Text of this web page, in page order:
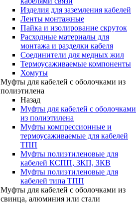
Изделия для заземления кабелей
Ленты монтажные
Пайка и изолирование скруток
Расходные материалы для
монтажа и разделки кабеля
Соединители для медных жил
Термоусаживаемые компоненты
Хомуты
Муфты для кабелей с оболочками из
полиэтилена
Назад
Муфты для кабелей с оболочками
из полиэтилена
Муфты компрессионные и
термоусаживаемые для кабелей
ТПП
Муфты полиэтиленовые для
кабелей КСПП, ЗКП, ЗКВ
Муфты полиэтиленовые для
кабелей типа ТПП
Муфты для кабелей с оболочками из
свинца, алюминия или стали